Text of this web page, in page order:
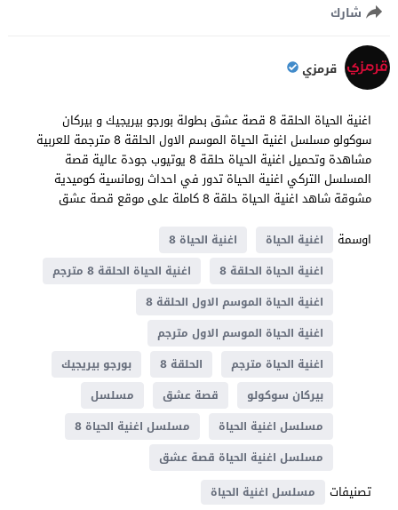
شارك
قرمزي
اغنية الحياة الحلقة 8 قصة عشق بطولة بورجو بيريجيك و بيركان
سوكولو مسلسل اغنية الحياة الموسم الاول الحلقة 8 مترجمة للعربية
مشاهدة وتحميل اغنية الحياة حلقة 8 يوتيوب جودة عالية قصة
المسلسل التركي اغنية الحياة تدور في احداث رومانسية كوميدية
مشوقة شاهد اغنية الحياة حلقة 8 كاملة على موقع قصة عشق
اوسمة
اغنية الحياة
اغنية الحياة 8
اغنية الحياة الحلقة 8
اغنية الحياة الحلقة 8 مترجم
اغنية الحياة الموسم الاول الحلقة 8
اغنية الحياة الموسم الاول مترجم
اغنية الحياة مترجم
الحلقة 8
بورجو بيريجيك
بيركان سوكولو
قصة عشق
مسلسل
مسلسل اغنية الحياة
مسلسل اغنية الحياة 8
مسلسل اغنية الحياة قصة عشق
تصنيفات مسلسل اغنية الحياة